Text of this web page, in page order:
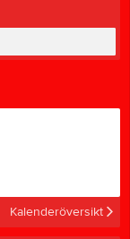
Kalenderöversikt